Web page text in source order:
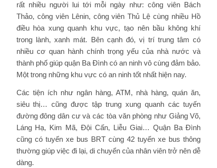
rất nhiều người lui tới mỗi ngày như: công viên Bách
Thảo, công viên Lênin, công viên Thủ Lệ cùng nhiều Hồ
điều hòa xung quanh khu vực, tạo nên bầu không khí
trong lành, xanh mát. Bên cạnh đó, vị trí trung tâm có
nhiều cơ quan hành chính trọng yếu của nhà nước và
thành phố giúp quận Ba Đình có an ninh vô cùng đảm bảo.
Một trong những khu vực có an ninh tốt nhất hiện nay.
Các tiện ích như ngân hàng, ATM, nhà hàng, quán ăn,
siêu thị… cũng được tập trung xung quanh các tuyến
đường đông dân cư và các tòa văn phòng như Giảng Võ,
Láng Hạ, Kim Mã, Đội Cấn, Liễu Giai… Quận Ba Đình
cũng có tuyến xe bus BRT cùng 42 tuyến xe bus thông
thường giúp việc đi lại, di chuyển của nhân viên trở nên dễ
dàng.